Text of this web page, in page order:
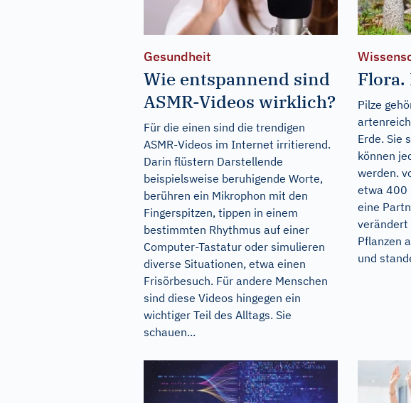
Gesundheit
Wie entspannend sind
ASMR-Videos wirklich?
Für die einen sind die trendigen
ASMR-Videos im Internet irritierend.
Darin flüstern Darstellende
beispielsweise beruhigende Worte,
berühren ein Mikrophon mit den
Fingerspitzen, tippen in einem
bestimmten Rhythmus auf einer
Computer-Tastatur oder simulieren
diverse Situationen, etwa einen
Frisörbesuch. Für andere Menschen
sind diese Videos hingegen ein
wichtiger Teil des Alltags. Sie
schauen...
Flora.
Pilze
Erde. Sie
können
werden.
etwa 400
eine
verändert
Pflanzen
und